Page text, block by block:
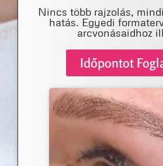
Nincs több rajzolás,
hatás. Egyedi
arcvonásaidhoz
Időpontot